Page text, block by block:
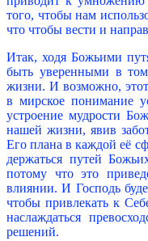
того, чтобы нам
что чтобы вести и
Итак, ходя Божьими
быть уверенными в
жизни. И возможно,
в мирское понимание
устроение мудрости
нашей жизни, явив
Его плана в каждой её
держаться путей
потому что это
влиянии. И Господь
чтобы привлекать к
наслаждаться
решений.